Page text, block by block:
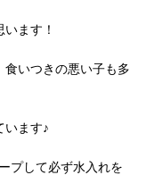
ます！
いつきの悪い子も多
います♪
プして必ず水入れを